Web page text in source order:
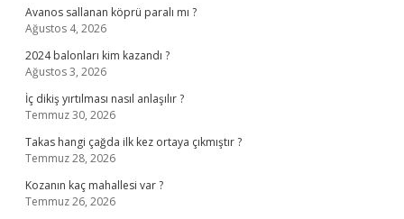
Avanos sallanan köprü paralı mı ?
Ağustos 4, 2026
2024 balonları kim kazandı ?
Ağustos 3, 2026
İç dikiş yırtılması nasıl anlaşılır ?
Temmuz 30, 2026
Takas hangi çağda ilk kez ortaya çıkmıştır ?
Temmuz 28, 2026
Kozanın kaç mahallesi var ?
Temmuz 26, 2026